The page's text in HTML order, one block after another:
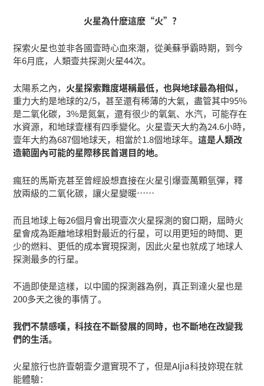
火星為什麽這麽“火”？
探索火星也並非各國壹時心血來潮，從美蘇爭霸時期，到今
年6月底，人類壹共探測火星44次。
太陽系之內， 火星探索難度堪稱最低，也與地球最為相似，
重力大約是地球的2/5，甚至還有稀薄的大氣，盡管其中95%
是二氧化碳，3%是氮氣，還有很少的氧氣、水汽，可能存在
水資源，和地球壹樣有四季變化。火星壹天大約為24.6小時，
壹年大約為687個地球天，相當於1.8個地球年。這是人類改
造範圍內可能的星際移民首選目的地。
瘋狂的馬斯克甚至曾經設想直接在火星引爆壹萬顆氫彈，釋
放兩級的二氧化碳，讓火星變暖……
而且地球上每26個月會出現壹次火星探測的窗口期，屆時火
星會成為距離地球相對最近的行星，可以用更短的時間、更
少的燃料、更低的成本實現探測，因此火星也就成了地球人
探測最多的行星。
不過即使是這樣，以中國的探測器為例，真正到達火星也是
200多天之後的事情了。
我們不禁感嘆，科技在不斷發展的同時，也不斷地在改變我
們的生活。
火星旅行也許壹朝壹夕還實現不了，但是AIjia科技妳現在就
能體驗：